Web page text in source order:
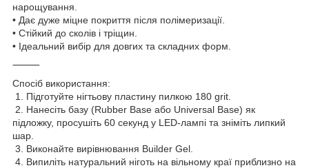
нарощування.
• Дає дуже міцне покриття після полімеризації.
• Стійкий до сколів і тріщин.
• Ідеальний вибір для довгих та складних форм.
⸻
Спосіб використання:
1. Підготуйте нігтьову пластину пилкою 180 grit.
2. Нанесіть базу (Rubber Base або Universal Base) як
підложку, просушіть 60 секунд у LED-лампі та зніміть липкий
шар.
3. Виконайте вирівнювання Builder Gel.
4. Випиліть натуральний ніготь на вільному краї приблизно на